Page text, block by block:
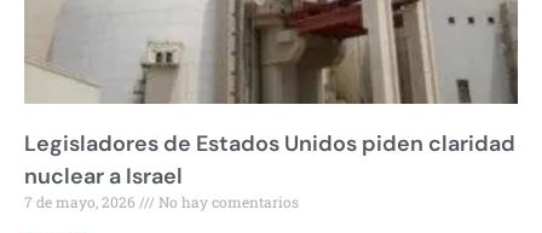
Legisladores de Estados Unidos piden claridad
nuclear a Israel
7 de mayo, 2026 No hay comentarios